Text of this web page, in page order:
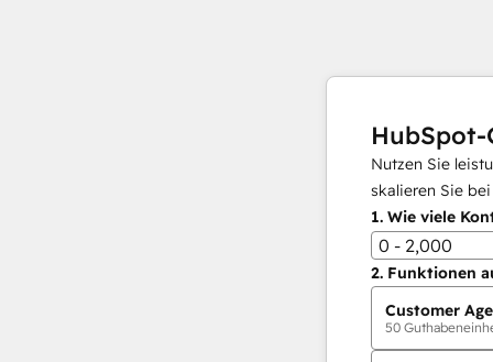
HubSpot-
Nutzen Sie
skalieren Sie
1. Wie viele
0 - 2,000
2. Funktionen
Customer
50